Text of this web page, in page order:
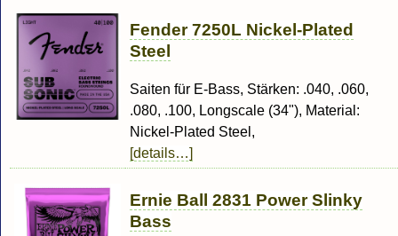
Fender 7250L Nickel-Plated
Steel
Saiten für E-Bass, Stärken: .040, .060,
.080, .100, Longscale (34"), Material:
Nickel-Plated Steel,
[details…]
Ernie Ball 2831 Power Slinky
Bass